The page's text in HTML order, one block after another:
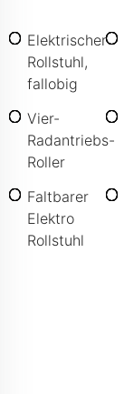
Elektrischer
Rollstuhl,
fallobig
Vier-
Radantriebs-
Roller
Faltbarer
Elektro
Rollstuhl